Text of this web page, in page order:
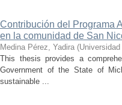
Contribución del Programa
en la comunidad de San
Medina Pérez, Yadira (
This thesis provides a
Government of the State of
sustainable ...